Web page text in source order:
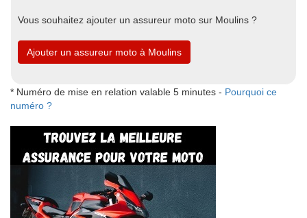
Vous souhaitez ajouter un assureur moto sur Moulins ?
Ajouter un assureur moto à Moulins
* Numéro de mise en relation valable 5 minutes - Pourquoi ce
numéro ?